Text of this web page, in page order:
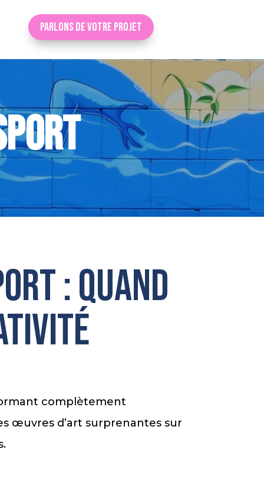
Parlons de votre projet
: quand
complètement
œuvres d’art surprenantes sur